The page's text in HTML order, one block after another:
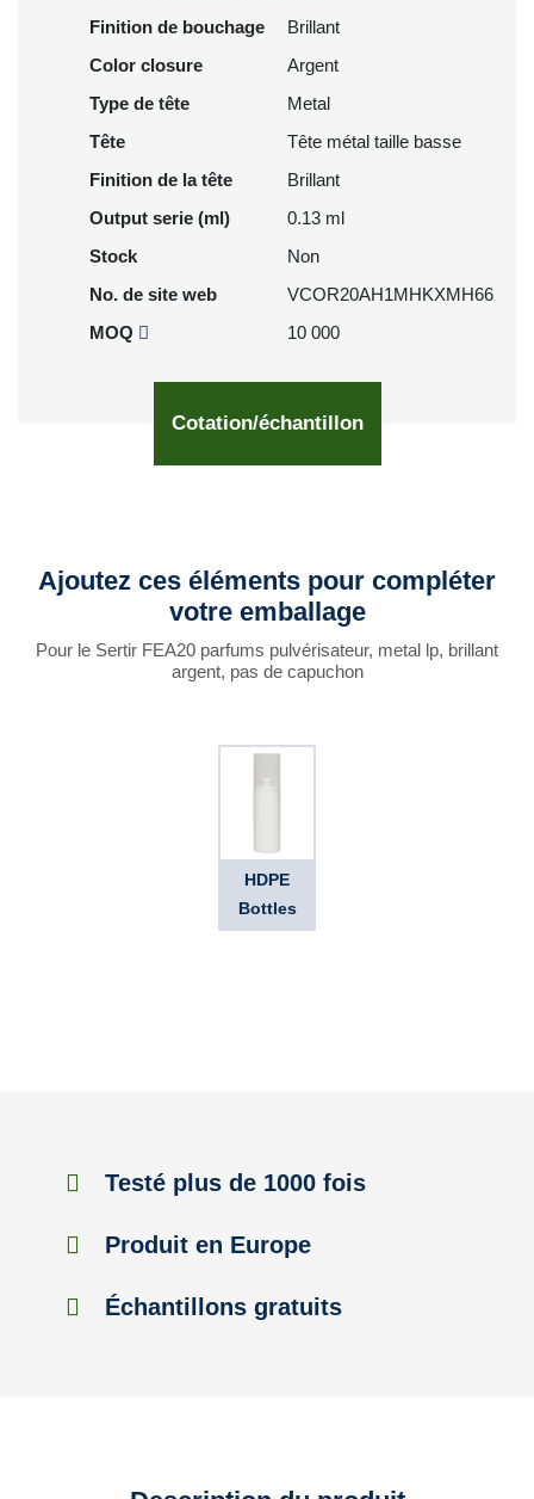
Finition de bouchage
Brillant
Color closure
Argent
Type de tête
Metal
Tête
Tête métal taille basse
Finition de la tête
Brillant
Output serie (ml)
0.13 ml
Stock
Non
No. de site web
VCOR20AH1MHKXMH66
MOQ
10 000
Cotation/échantillon
Ajoutez ces éléments pour compléter
votre emballage
Pour le Sertir FEA20 parfums pulvérisateur, metal lp, brillant
argent, pas de capuchon
HDPE
Bottles
Testé plus de 1000 fois
Produit en Europe
Échantillons gratuits